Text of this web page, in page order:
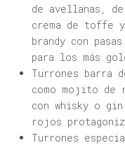
de avellanas,
crema de toffe
brandy con
para los más
Turrones barra
como mojito de
con whisky o gin
rojos
Turrones